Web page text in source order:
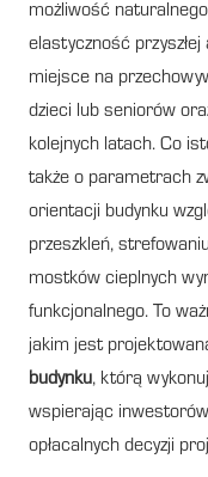
możliwość
elastyczność
miejsce na
dzieci lub seniorów
kolejnych latach. Co
także o parametrach
orientacji budynku
przeszkleń,
mostków cieplnych
funkcjonalnego. To
jakim jest
budynku, którą
wspierając
opłacalnych decyzji